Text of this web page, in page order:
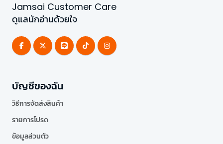
Jamsai Customer Care
ดูแลนักอ่านด้วยใจ
บัญชีของฉัน
วิธีการจัดส่งสินค้า
รายการโปรด
ข้อมูลส่วนตัว